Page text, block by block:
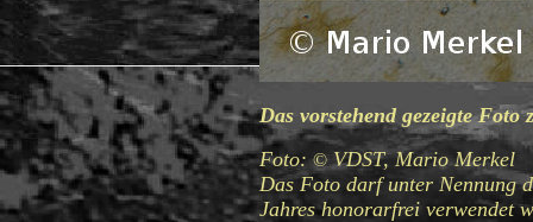
Das vorstehend gezeigte Foto
Foto:©VDST, Mario Merkel
Das Foto darf unter Nennung
Jahres honorarfrei verwendet